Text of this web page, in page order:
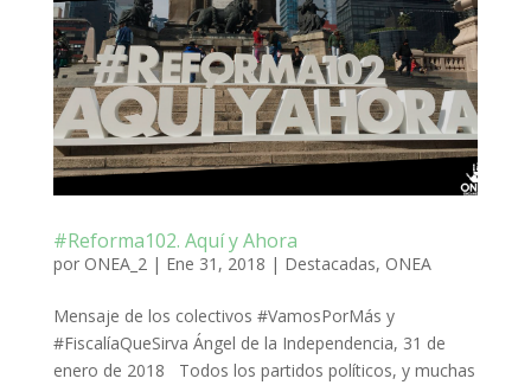
#Reforma102. Aquí y Ahora
por ONEA_2| Ene 31, 2018 | Destacadas, ONEA
Mensaje de los colectivos #VamosPorMás y
#FiscalíaQueSirva Ángel de la Independencia, 31 de
enero de 2018 Todos los partidos políticos, y muchas